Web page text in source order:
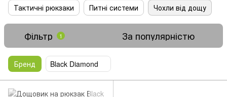
Тактичні рюкзаки
Питні системи Чохли від дощу
Фільтр 1 За популярністю
Бренд Black Diamond